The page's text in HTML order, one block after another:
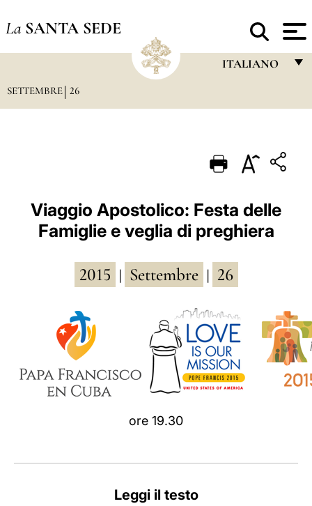
La SANTA SEDE
ITALIANO
PORTUGUÊS
ESPAÑOL
DEUTSCH
العربيّة
中文
LATINE
SETTEMBRE 26
Viaggio Apostolico: Festa delle
Famiglie e veglia di preghiera
2015 Settembre 26
ore 19.30
Leggi il testo